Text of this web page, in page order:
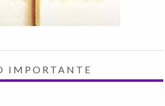
IMPORTANTE